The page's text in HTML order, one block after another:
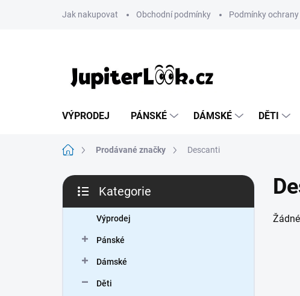
Jak nakupovat Obchodní podmínky Podmínky
VÝPRODEJ PÁNSKÉ DÁMSKÉ DĚTI
Domů Prodávané značky Descanti
P
s
kategorie
Kategorie
Výprodej
Pánské
Dámské
Děti